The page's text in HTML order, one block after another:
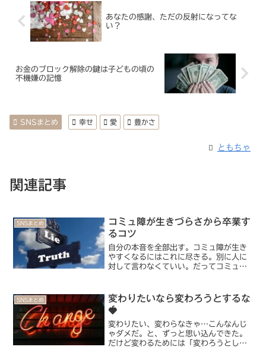
あなたの感謝、ただの反射になってな
い？
お金のブロック解除の鍵は子どもの頃の
不機嫌の記憶
SNSまとめ 幸せ 愛 豊かさ
ともちゃ
関連記事
SNSまとめ
コミュ障が生きづらさから卒業す
るコツ
自分の本音を全部出す。コミュ障が生き
やすくなるにはこれに尽きる。別に人に
対して言わなくていい。だってコミュ障
ウソつかない。建前もいらない。
SNSまとめ
変わりたいなら変わろうとするな
🍓
変わりたい、変わらなきゃ…こんなんじ
ゃダメだ。と、ずっと思い込んできた。
だけど変わるためには「変わろうとしな